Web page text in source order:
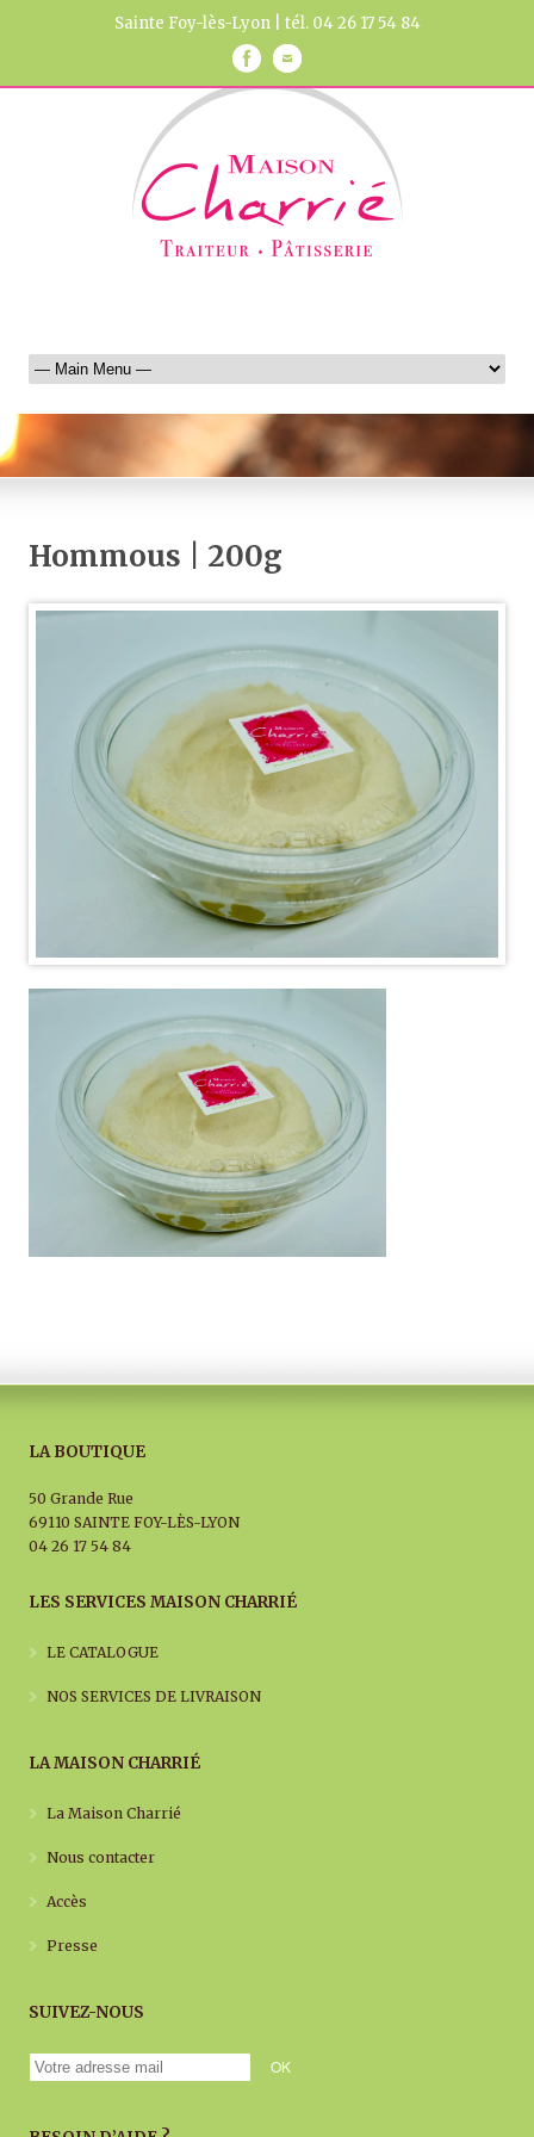
Sainte Foy-lès-Lyon | tél. 04 26 17 54 84
Hommous | 200g
LA BOUTIQUE
50 Grande Rue
69110 SAINTE FOY-LÈS-LYON
04 26 17 54 84
LES SERVICES MAISON CHARRIÉ
LE CATALOGUE
NOS SERVICES DE LIVRAISON
LA MAISON CHARRIÉ
La Maison Charrié
Nous contacter
Accès
Presse
SUIVEZ-NOUS